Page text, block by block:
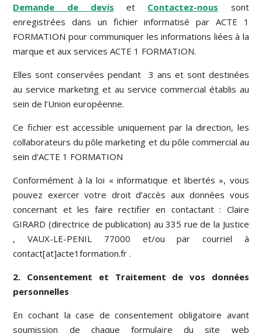
Demande de devis et Contactez-nous sont
enregistrées dans un fichier informatisé par ACTE 1
FORMATION pour communiquer les informations liées à la
marque et aux services ACTE 1 FORMATION.
Elles sont conservées pendant 3 ans et sont destinées
au service marketing et au service commercial établis au
sein de l’Union européenne.
Ce fichier est accessible uniquement par la direction, les
collaborateurs du pôle marketing et du pôle commercial au
sein d’ACTE 1 FORMATION
Conformément à la loi « informatique et libertés », vous
pouvez exercer votre droit d’accès aux données vous
concernant et les faire rectifier en contactant : Claire
GIRARD (directrice de publication) au 335 rue de la Justice
, VAUX-LE-PENIL 77000 et/ou par courriel à
contact[at]acte1formation.fr .
2. Consentement et Traitement de vos données
personnelles
En cochant la case de consentement obligatoire avant
soumission de chaque formulaire du site web